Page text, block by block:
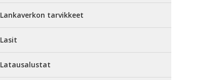
Lankaverkon tarvikkeet
Lasit
Latausalustat